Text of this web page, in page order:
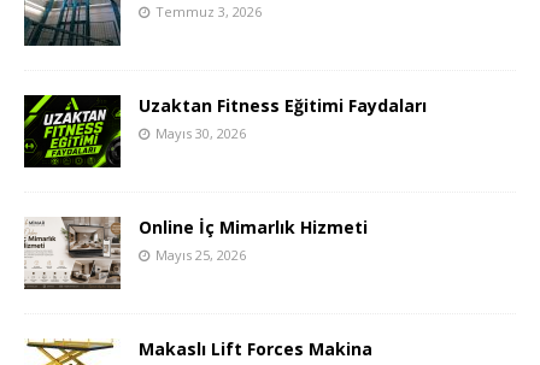
Temmuz 3, 2026
Uzaktan Fitness Eğitimi Faydaları
Mayıs 30, 2026
Online İç Mimarlık Hizmeti
Mayıs 25, 2026
Makaslı Lift Forces Makina